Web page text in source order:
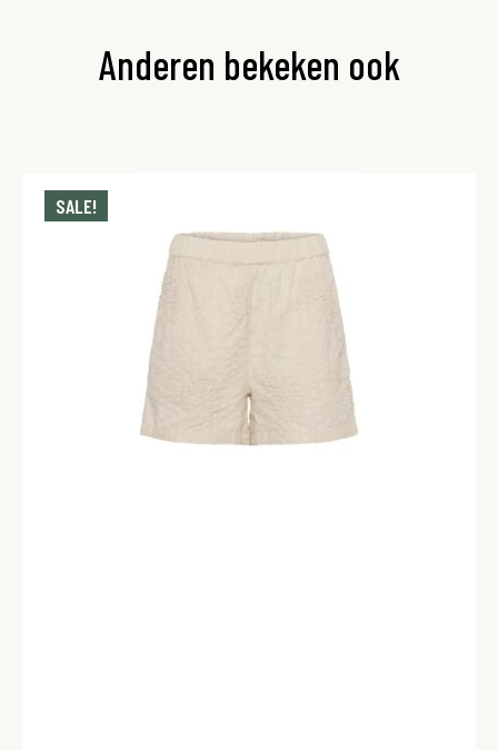
Anderen bekeken ook
SALE!